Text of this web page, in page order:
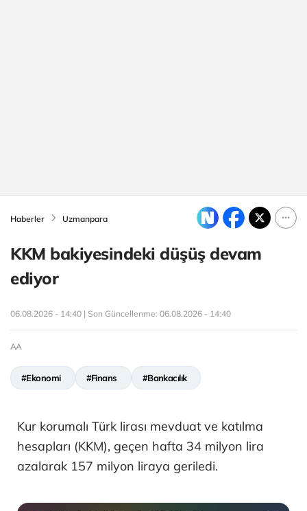
Haberler Uzmanpara
KKM bakiyesindeki düşüş devam
ediyor
06.08.2026 - 14:40 | Son Güncellenme: 06.08.2026 - 14:40
AA
#Ekonomi #Finans #Bankacılık
Kur korumalı Türk lirası mevduat ve katılma
hesapları (KKM), geçen hafta 34 milyon lira
azalarak 157 milyon liraya geriledi.